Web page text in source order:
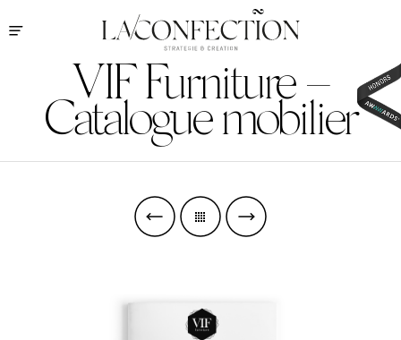
VIF Furniture –
Catalogue mobilier